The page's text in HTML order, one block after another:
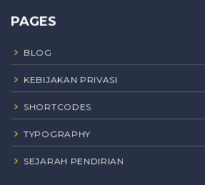
PAGES
BLOG
KEBIJAKAN PRIVASI
SHORTCODES
TYPOGRAPHY
SEJARAH PENDIRIAN